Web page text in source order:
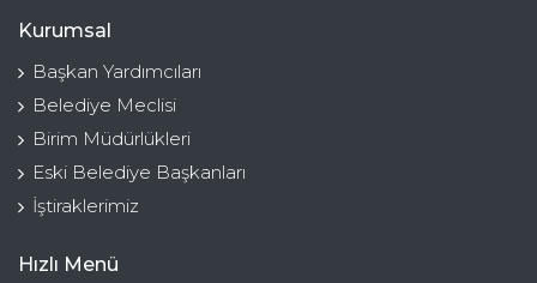
Kurumsal
Başkan Yardımcıları
Belediye Meclisi
Birim Müdürlükleri
Eski Belediye Başkanları
İştiraklerimiz
Hızlı Menü